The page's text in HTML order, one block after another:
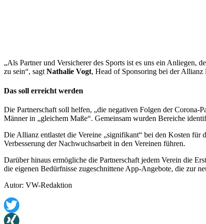
„Als Partner und Versicherer des Sports ist es uns ein Anliegen,
zu sein“, sagtNathalie Vogt, Head of Sponsoring bei der
Das soll erreicht werden
Die Partnerschaft soll helfen, „die negativen Folgen der Corona-
Männer in „gleichem Maße“. Gemeinsam wurden Bereiche
Die Allianz entlastet die Vereine „signifikant“ bei den Kosten
Verbesserung der Nachwuchsarbeit in den Vereinen führen.
Darüber hinaus ermögliche die Partnerschaft jedem Verein die
die eigenen Bedürfnisse zugeschnittene App-Angebote, die zur
Autor: VW-Redaktion
Twitter